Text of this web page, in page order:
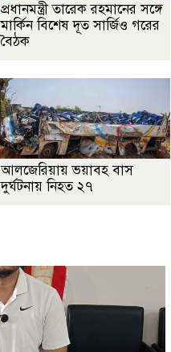
প্রধানমন্ত্রী তারেক রহমানের সঙ্গে
মার্কিন বিশেষ দূত সার্জিও গরের
বৈঠক
আলজেরিয়ায় ভয়াবহ বাস
দুর্ঘটনায় নিহত ২৭